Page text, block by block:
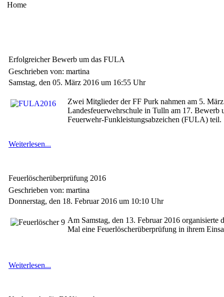
Home
Erfolgreicher Bewerb um das FULA
Geschrieben von: martina
Samstag, den 05. März 2016 um 16:55 Uhr
Zwei Mitglieder der FF Purk nahmen am 5.
Landesfeuerwehrschule in Tulln am 17. Bewerb
Feuerwehr-Funkleistungsabzeichen (FULA) teil.
Weiterlesen...
Feuerlöscherüberprüfung 2016
Geschrieben von: martina
Donnerstag, den 18. Februar 2016 um 10:10 Uhr
Am Samstag, den 13. Februar 2016 organisierte
Mal eine Feuerlöscherüberprüfung in ihrem
Weiterlesen...